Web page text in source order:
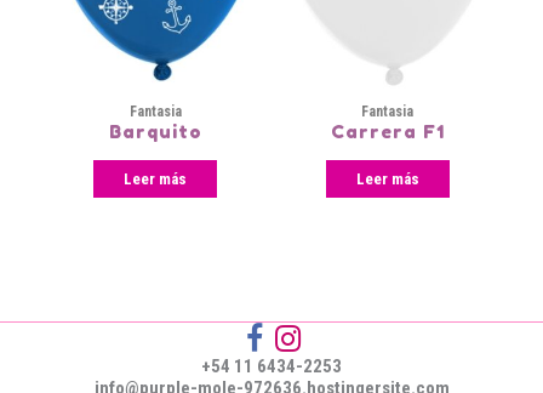
Fantasia
Barquito
Leer más
Fantasia
Carrera F1
Leer más
+54 11 6434-2253
info@purple-mole-972636.hostingersite.com